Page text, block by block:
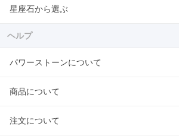
星座石から選ぶ
ヘルプ
パワーストーンについて
商品について
注文について